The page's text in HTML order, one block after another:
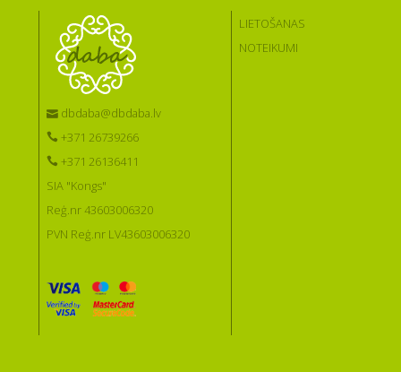
dbdaba@dbdaba.lv
+371 26739266
+371 26136411
SIA "Kongs"
Reģ.nr 43603006320
PVN Reģ.nr LV43603006320
LIETOŠANAS
NOTEIKUMI